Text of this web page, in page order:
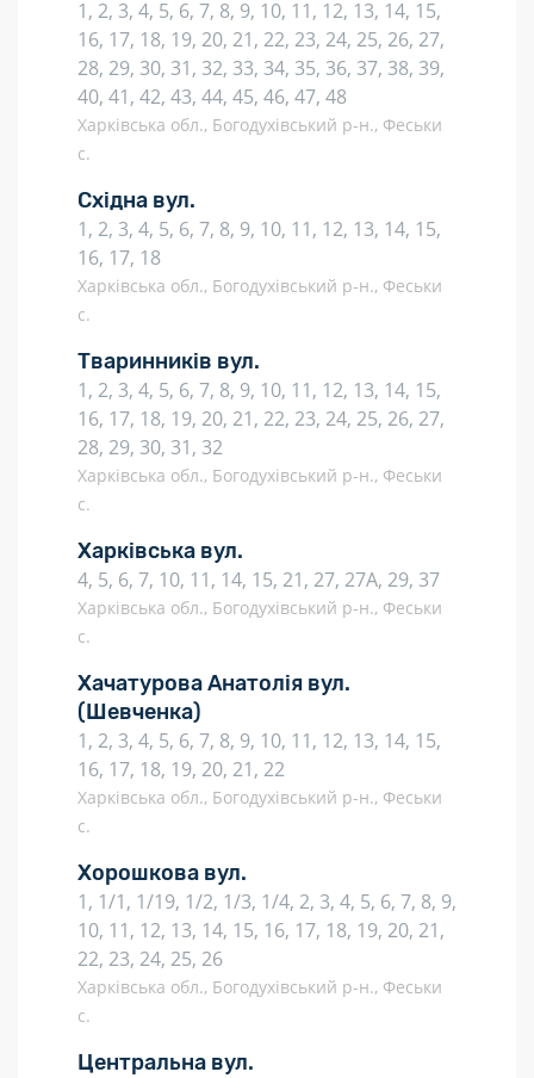
1, 2, 3, 4, 5, 6, 7, 8, 9, 10, 11, 12, 13, 14, 15,
16, 17, 18, 19, 20, 21, 22, 23, 24, 25, 26, 27,
28, 29, 30, 31, 32, 33, 34, 35, 36, 37, 38, 39,
40, 41, 42, 43, 44, 45, 46, 47, 48
Харківська обл., Богодухівський р-н., Феськи
с.
Східна вул.
1, 2, 3, 4, 5, 6, 7, 8, 9, 10, 11, 12, 13, 14, 15,
16, 17, 18
Харківська обл., Богодухівський р-н., Феськи
с.
Тваринників вул.
1, 2, 3, 4, 5, 6, 7, 8, 9, 10, 11, 12, 13, 14, 15,
16, 17, 18, 19, 20, 21, 22, 23, 24, 25, 26, 27,
28, 29, 30, 31, 32
Харківська обл., Богодухівський р-н., Феськи
с.
Харківська вул.
4, 5, 6, 7, 10, 11, 14, 15, 21, 27, 27А, 29, 37
Харківська обл., Богодухівський р-н., Феськи
с.
Хачатурова Анатолія вул.
(Шевченка)
1, 2, 3, 4, 5, 6, 7, 8, 9, 10, 11, 12, 13, 14, 15,
16, 17, 18, 19, 20, 21, 22
Харківська обл., Богодухівський р-н., Феськи
с.
Хорошкова вул.
1, 1/1, 1/19, 1/2, 1/3, 1/4, 2, 3, 4, 5, 6, 7, 8, 9,
10, 11, 12, 13, 14, 15, 16, 17, 18, 19, 20, 21,
22, 23, 24, 25, 26
Харківська обл., Богодухівський р-н., Феськи
с.
Центральна вул.